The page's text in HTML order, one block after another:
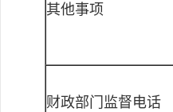
其他事项
财政部门监督电话